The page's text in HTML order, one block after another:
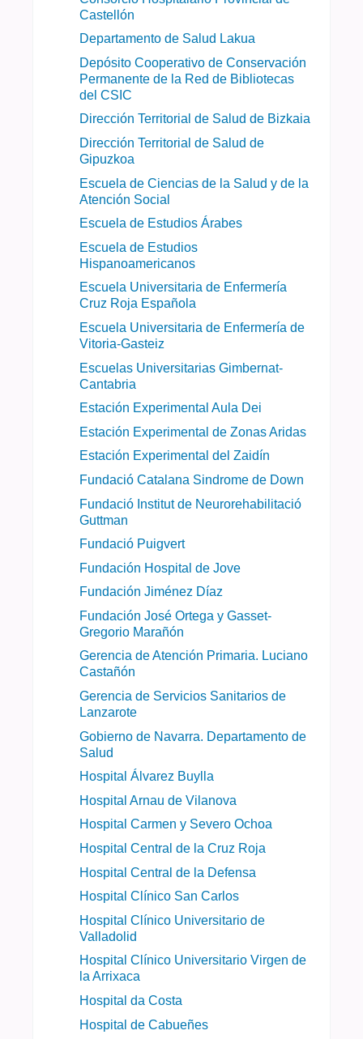
Castellón
Departamento de Salud Lakua
Depósito Cooperativo de Conservación
Permanente de la Red de Bibliotecas
del CSIC
Dirección Territorial de Salud de Bizkaia
Dirección Territorial de Salud de
Gipuzkoa
Escuela de Ciencias de la Salud y de la
Atención Social
Escuela de Estudios Árabes
Escuela de Estudios
Hispanoamericanos
Escuela Universitaria de Enfermería
Cruz Roja Española
Escuela Universitaria de Enfermería de
Vitoria-Gasteiz
Escuelas Universitarias Gimbernat-
Cantabria
Estación Experimental Aula Dei
Estación Experimental de Zonas Aridas
Estación Experimental del Zaidín
Fundació Catalana Sindrome de Down
Fundació Institut de Neurorehabilitació
Guttman
Fundació Puigvert
Fundación Hospital de Jove
Fundación Jiménez Díaz
Fundación José Ortega y Gasset-
Gregorio Marañón
Gerencia de Atención Primaria. Luciano
Castañón
Gerencia de Servicios Sanitarios de
Lanzarote
Gobierno de Navarra. Departamento de
Salud
Hospital Álvarez Buylla
Hospital Arnau de Vilanova
Hospital Carmen y Severo Ochoa
Hospital Central de la Cruz Roja
Hospital Central de la Defensa
Hospital Clínico San Carlos
Hospital Clínico Universitario de
Valladolid
Hospital Clínico Universitario Virgen de
la Arrixaca
Hospital da Costa
Hospital de Cabueñes